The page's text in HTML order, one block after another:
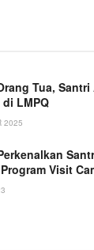
Tua,
LMPQ
2025
Visit